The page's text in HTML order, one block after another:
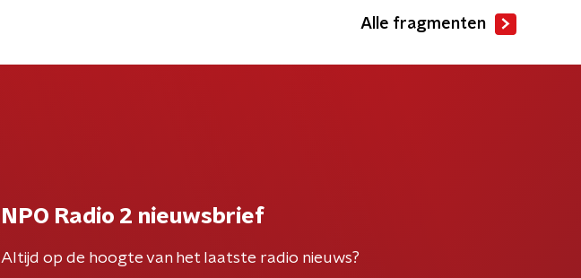
Alle fragmenten
NPO Radio 2 nieuwsbrief
Altijd op de hoogte van het laatste radio nieuws?